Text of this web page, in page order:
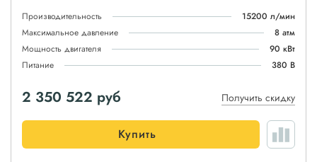
Производительность
15200 л/мин
Максимальное давление
8 атм
Мощность двигателя
90 кВт
Питание
380 В
2 350 522 руб Получить скидку
Купить